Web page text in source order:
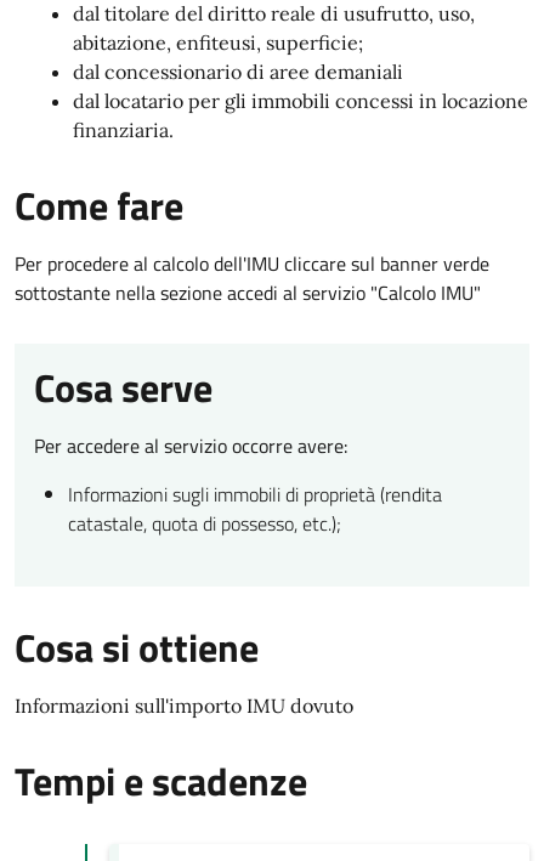
dal titolare del diritto reale di usufrutto, uso,
abitazione, enfiteusi, superficie;
dal concessionario di aree demaniali
dal locatario per gli immobili concessi in locazione
finanziaria.
Come fare
Per procedere al calcolo dell'IMU cliccare sul banner verde
sottostante nella sezione accedi al servizio "Calcolo IMU"
Cosa serve
Per accedere al servizio occorre avere:
Informazioni sugli immobili di proprietà (rendita
catastale, quota di possesso, etc.);
Cosa si ottiene
Informazioni sull'importo IMU dovuto
Tempi e scadenze